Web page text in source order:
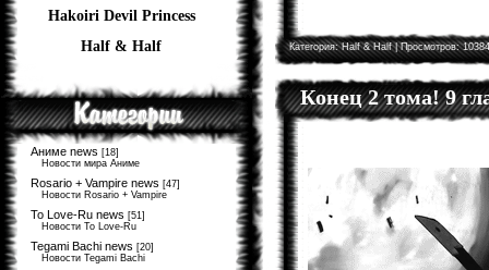
Hakoiri Devil Princess
Half & Half
Аниме news [18]
Новости мира Аниме
Rosario + Vampire news [47]
Новости Rosario + Vampire
To Love-Ru news [51]
Новости To Love-Ru
Tegami Bachi news [20]
Новости Tegami Bachi
Категория:Half & Half| Просмотров:
Конец 2 тома! 9